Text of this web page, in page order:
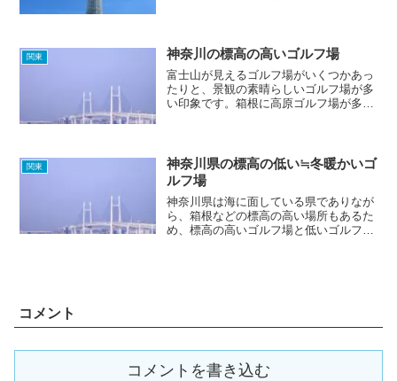
関東 神奈川の標高の高いゴルフ場
富士山が見えるゴルフ場がいくつかあっ
たりと、景観の素晴らしいゴルフ場が多
い印象です。箱根に高原ゴルフ場が多く
関東
神奈川県の標高の低い≒冬暖かいゴ
ルフ場
神奈川県は海に面している県でありなが
ら、箱根などの標高の高い場所もあるた
め、標高の高いゴルフ場と低いゴルフ場
コメント
コメントを書き込む